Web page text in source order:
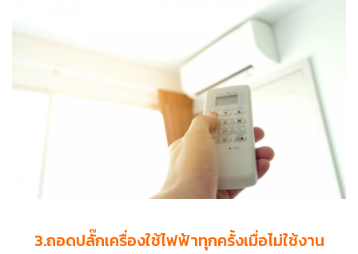
3.ถอดปลั๊กเครื่องใช้ไฟฟ้าทุกครั้งเมื่อไม่ใช้งาน